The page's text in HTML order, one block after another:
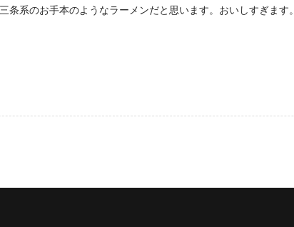
系のお手本のようなラーメンだと思います。おいしすぎます。